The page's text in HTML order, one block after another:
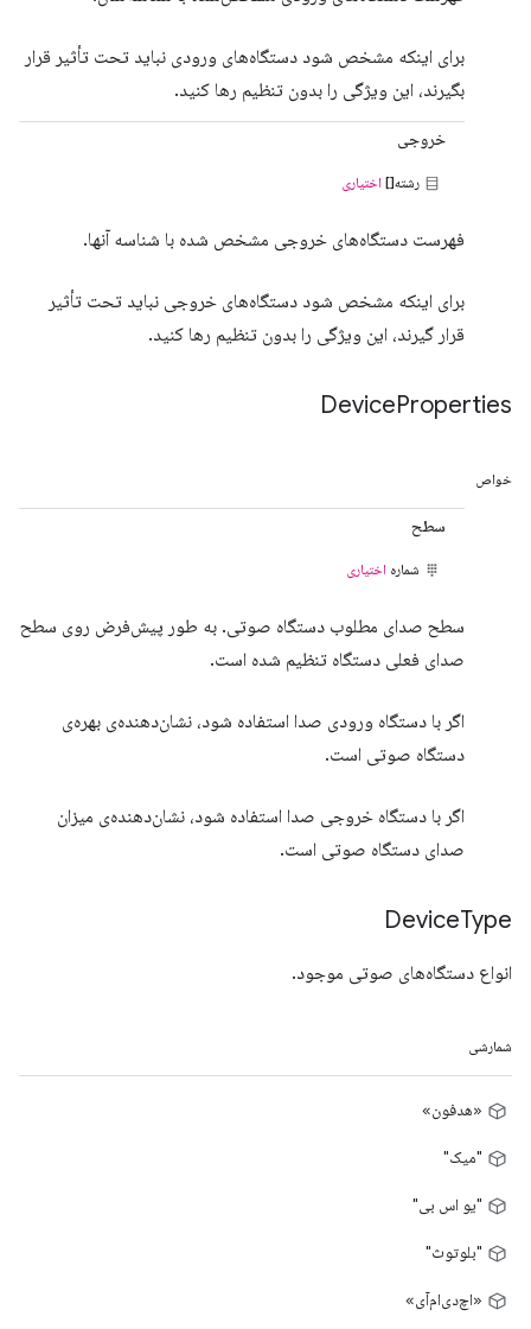
برای اینکه مشخص شود دستگاه‌های ورودی نباید تحت تأثیر قرار
بگیرند، این ویژگی را بدون تنظیم رها کنید.
خروجی
رشته[] اختیاری
فهرست دستگاه‌های خروجی مشخص شده با شناسه آنها.
برای اینکه مشخص شود دستگاه‌های خروجی نباید تحت تأثیر
قرار گیرند، این ویژگی را بدون تنظیم رها کنید.
DeviceProperties
خواص
سطح
شماره اختیاری
سطح صدای مطلوب دستگاه صوتی. به طور پیش‌فرض روی سطح
صدای فعلی دستگاه تنظیم شده است.
اگر با دستگاه ورودی صدا استفاده شود، نشان‌دهنده‌ی بهره‌ی
دستگاه صوتی است.
اگر با دستگاه خروجی صدا استفاده شود، نشان‌دهنده‌ی میزان
صدای دستگاه صوتی است.
DeviceType
انواع دستگاه‌های صوتی موجود.
شمارشی
«هدفون»
"میک"
"یو اس بی"
"بلوتوث"
«اچ‌دی‌ام‌آی»